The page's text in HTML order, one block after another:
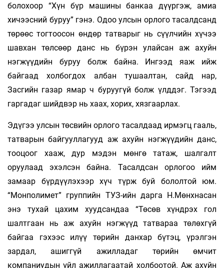
болохоор “Хүн бүр машины банкаа дүүргэж, амиа
хичээсний буруу” гэнэ. Одоо улсын орлого тасалдсанд
төрөөс тогтоосон өндөр татварыг нь сүүлчийн хүчээ
шавхан төлсөөр данс нь бүрэн улайсан аж ахуйн
нэгжүүдийн буруу болж байна. Ингээд яаж ийж
байгаад холбогдох албан тушаалтан, сайд нар,
Засгийн газар ямар ч буруугүй болж үлддэг. Тэгээд
гаргадаг шийдвэр нь хаах, хорих, хязгаарлах.
Эдүгээ улсын төсвийн орлого тасалдаад ирмэгц гааль,
татварын байгууллагууд аж ахуйн нэгжүүдийн данс,
тооцоог хааж, дур мэдэн мөнгө татаж, шалгалт
оруулаад эхэлсэн байна. Тасалдсан орлогоо ийм
замаар бүрдүүлэхээр хүч түрж буй бололтой юм.
“Монполимет” группийн ТУЗ-ийн дарга Н.Мөнхнасан
энэ тухай цахим хуудсандаа “Төсөв хүндрэх гол
шалтгаан нь аж ахуйн нэгжүүд татвараа төлөхгүй
байгаа гэхээс илүү төрийн данхар бүтэц, үрэлгэн
зардал, ашиггүй ажилладаг төрийн өмчит
компаниудын үйл ажиллагаатай холбоотой. Аж ахуйн